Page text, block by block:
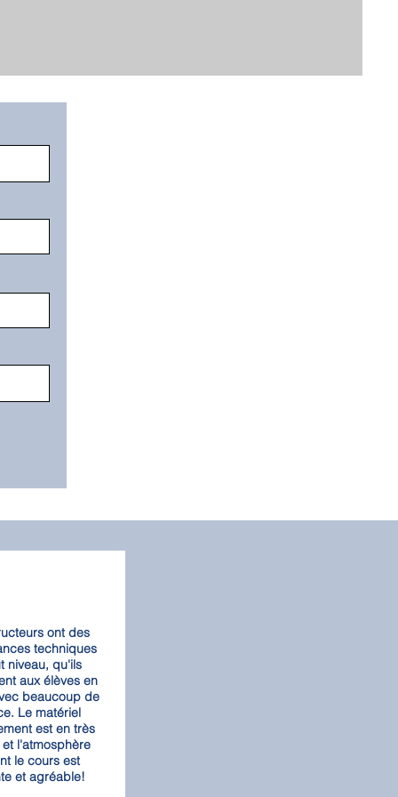
ont des
techniques
niveau, qu'ils
aux élèves en
beaucoup de
Le matériel
est en très
l'atmosphère
le cours est
et agréable!